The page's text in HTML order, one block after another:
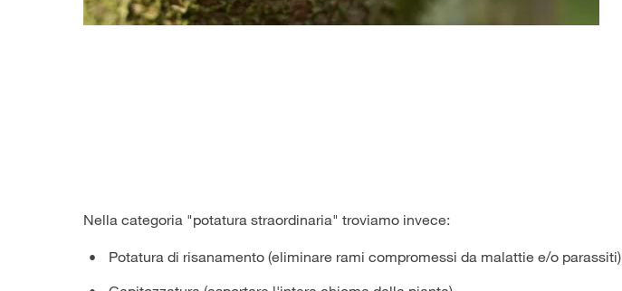
Nella categoria "potatura straordinaria" troviamo invece:
Potatura di risanamento (eliminare rami compromessi da malattie e/o parassiti)